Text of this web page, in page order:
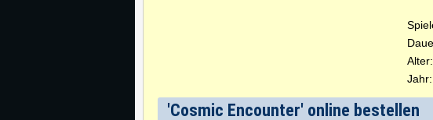
Alter:
Jahr:
'Cosmic Encounter' online bestellen